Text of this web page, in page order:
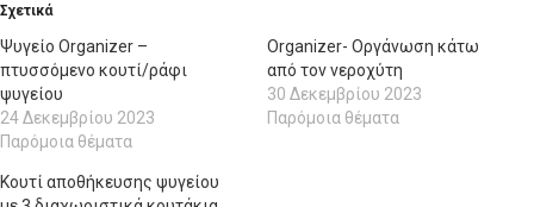
Σχετικά
Ψυγείο Organizer –
πτυσσόμενο κουτί/ράφι
ψυγείου
24 Δεκεμβρίου 2023
Παρόμοια θέματα
Organizer- Οργάνωση κάτω
από τον νεροχύτη
30 Δεκεμβρίου 2023
Παρόμοια θέματα
Κουτί αποθήκευσης ψυγείου